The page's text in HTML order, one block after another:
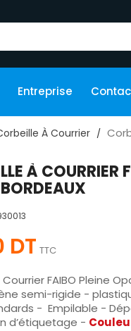
Entreprise
À Courrier
À COURRIER
DT TTC
FAIBO Pleine
semi-rigide -
- Empilable -
d’étiquetage -